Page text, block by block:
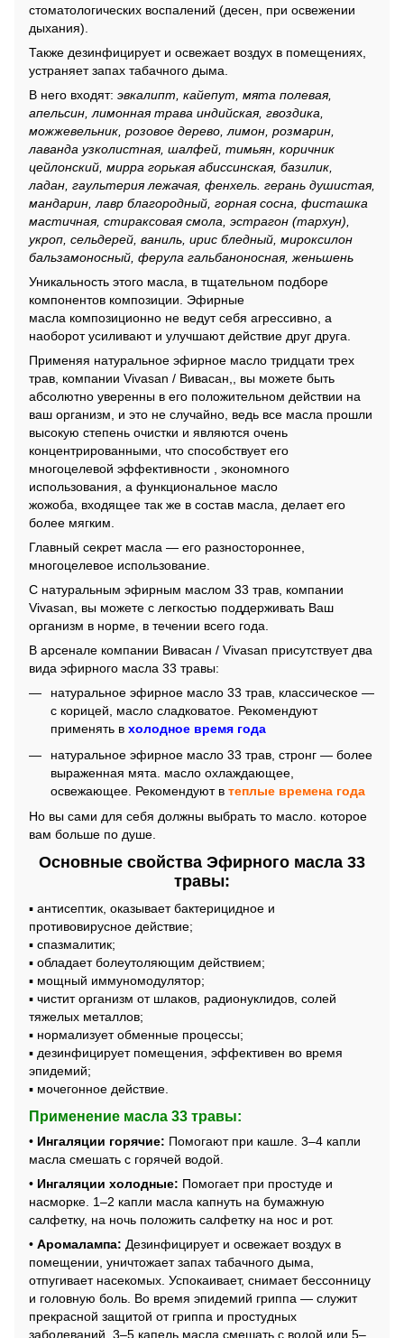
стоматологических воспалений (десен, при освежении
дыхания).
Также дезинфицирует и освежает воздух в помещениях,
устраняет запах табачного дыма.
В него входят: эвкалипт, кайепут, мята полевая,
апельсин, лимонная трава индийская, гвоздика,
можжевельник, розовое дерево, лимон, розмарин,
лаванда узколистная, шалфей, тимьян, коричник
цейлонский, мирра горькая абиссинская, базилик,
ладан, гаультерия лежачая, фенхель. герань душистая,
мандарин, лавр благородный, горная сосна, фисташка
мастичная, стираксовая смола, эстрагон (тархун),
укроп, сельдерей, ваниль, ирис бледный, мироксилон
бальзамоносный, ферула гальбаноносная, женьшень
Уникальность этого масла, в тщательном подборе
компонентов композиции. Эфирные
масла композиционно не ведут себя агрессивно, а
наоборот усиливают и улучшают действие друг друга.
Применяя натуральное эфирное масло тридцати трех
трав, компании Vivasan / Вивасан,, вы можете быть
абсолютно уверенны в его положительном действии на
ваш организм, и это не случайно, ведь все масла прошли
высокую степень очистки и являются очень
концентрированными, что способствует его
многоцелевой эффективности , экономного
использования, а функциональное масло
жожоба, входящее так же в состав масла, делает его
более мягким.
Главный секрет масла ― его разностороннее,
многоцелевое использование.
С натуральным эфирным маслом 33 трав, компании
Vivasan, вы можете с легкостью поддерживать Ваш
организм в норме, в течении всего года.
В арсенале компании Вивасан / Vivasan присутствует два
вида эфирного масла 33 травы:
натуральное эфирное масло 33 трав, классическое ―
с корицей, масло сладковатое. Рекомендуют
применять в холодное время года
натуральное эфирное масло 33 трав, стронг ― более
выраженная мята. масло охлаждающее,
освежающее. Рекомендуют в теплые времена года
Но вы сами для себя должны выбрать то масло. которое
вам больше по душе.
Основные свойства Эфирного масла 33
травы:
▪ антисептик, оказывает бактерицидное и
противовирусное действие;
▪ спазмалитик;
▪ обладает болеутоляющим действием;
▪ мощный иммуномодулятор;
▪ чистит организм от шлаков, радионуклидов, солей
тяжелых металлов;
▪ нормализует обменные процессы;
▪ дезинфицирует помещения, эффективен во время
эпидемий;
▪ мочегонное действие.
Применение масла 33 травы:
• Ингаляции горячие: Помогают при кашле. 3–4 капли
масла смешать с горячей водой.
• Ингаляции холодные: Помогает при простуде и
насморке. 1–2 капли масла капнуть на бумажную
салфетку, на ночь положить салфетку на нос и рот.
• Аромалампа: Дезинфицирует и освежает воздух в
помещении, уничтожает запах табачного дыма,
отпугивает насекомых. Успокаивает, снимает бессонницу
и головную боль. Во время эпидемий гриппа — служит
прекрасной защитой от гриппа и простудных
заболеваний. 3–5 капель масла смешать с водой или 5–